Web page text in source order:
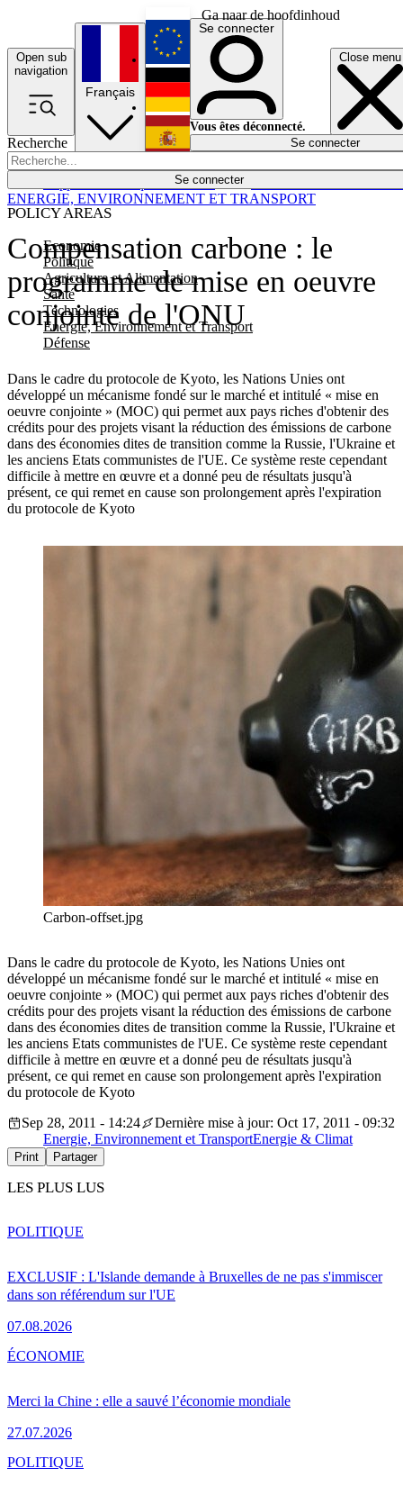
Ga naar de hoofdinhoud
Open sub
navigation
Close menu
Recherche
Se connecter
POLICY AREAS
Economie
Politique
Agriculture et Alimentation
Santé
Technologies
Energie, Environnement et Transport
Défense
Économie
Français
English
Deutsch
Español
Se connecter
Vous êtes déconnecté.
Se connecter
Compensation carbone : le
programme de mise en oeuvre
conjointe de l'ONU
Dans le cadre du protocole de Kyoto, les Nations Unies ont
développé un mécanisme fondé sur le marché et intitulé « mise en
oeuvre conjointe » (MOC) qui permet aux pays riches d'obtenir des
crédits pour des projets visant la réduction des émissions de carbone
dans des économies dites de transition comme la Russie, l'Ukraine et
les anciens Etats communistes de l'UE. Ce système reste cependant
difficile à mettre en œuvre et a donné peu de résultats jusqu'à
présent, ce qui remet en cause son prolongement après l'expiration
du protocole de Kyoto
ENERGIE, ENVIRONNEMENT ET TRANSPORT
Carbon-offset.jpg
Dans le cadre du protocole de Kyoto, les Nations Unies ont
développé un mécanisme fondé surle marché et intitulé « mise en
oeuvre conjointe » (MOC) qui permet aux pays riches d'obtenirdes
crédits pour des projets visant la réduction des émissions de carbone
dans des économies dites de transition comme la Russie, l'Ukraine et
les anciens Etats communistes de l'UE. Ce système reste cependant
difficile à mettre en œuvre et a donné peu de résultats jusqu'à
présent, ce qui remet en cause son prolongement après l'expiration
du protocole de Kyoto
Sep 28, 2011 - 14:24
Dernière mise à jour: Oct 17, 2011 - 09:32
Energie, Environnement et TransportEnergie & Climat
Print Partager
LES PLUS LUS
EXCLUSIF : L'Islande demande à Bruxelles de ne pas s'immiscer
dans son référendum sur l'UE
07.08.2026
POLITIQUE
Merci la Chine : elle a sauvé l’économie mondiale
27.07.2026
ÉCONOMIE
POLITIQUE